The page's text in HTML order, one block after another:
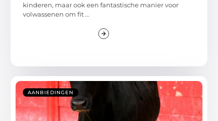
kinderen, maar ook een fantastische manier voor
volwassenen om fit ...
AANBIEDINGEN